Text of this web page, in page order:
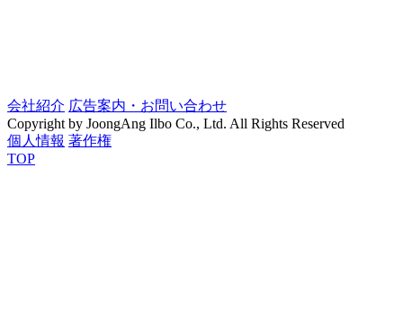
会社紹介 広告案内・お問い合わせ
Copyright by JoongAng Ilbo Co., Ltd. All Rights Reserved
個人情報 著作権
TOP